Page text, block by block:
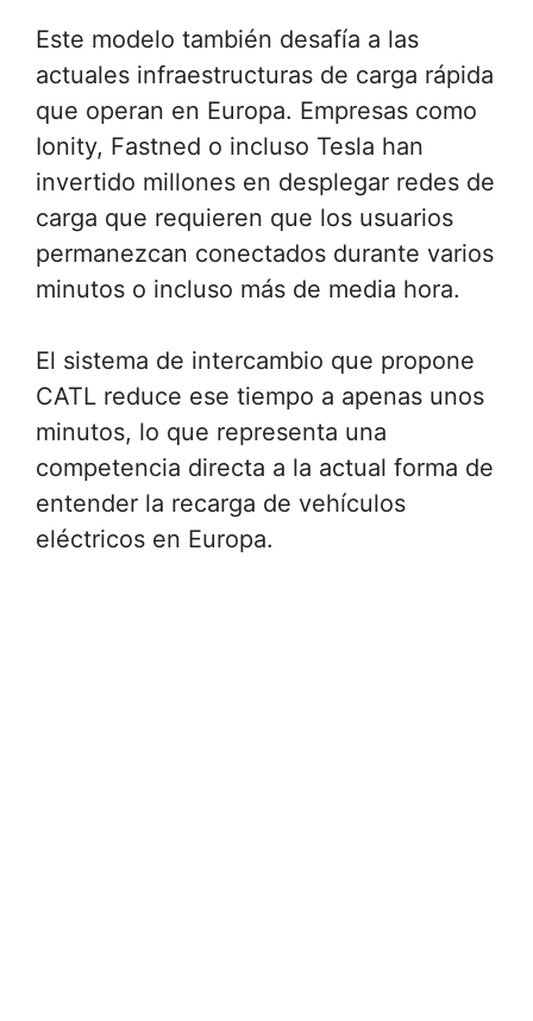
Este modelo también desafía a las
actuales infraestructuras de carga rápida
que operan en Europa. Empresas como
Ionity, Fastned o incluso Tesla han
invertido millones en desplegar redes de
carga que requieren que los usuarios
permanezcan conectados durante varios
minutos o incluso más de media hora.
El sistema de intercambio que propone
CATL reduce ese tiempo a apenas unos
minutos, lo que representa una
competencia directa a la actual forma de
entender la recarga de vehículos
eléctricos en Europa.